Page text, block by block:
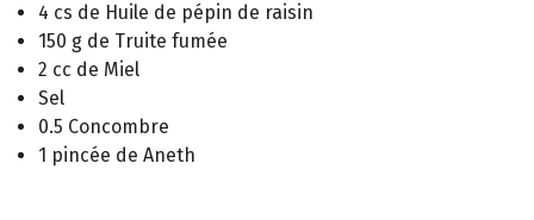
4 cs de Huile de pépin de raisin
150 g de Truite fumée
2 cc de Miel
Sel
0.5 Concombre
1 pincée de Aneth